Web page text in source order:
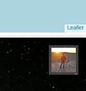
Leaflet
مهدی مخلصیان